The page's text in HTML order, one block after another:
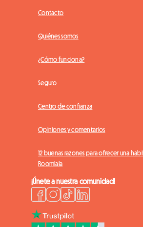
Contacto
Quiénes somos
¿Cómo funciona?
Seguro
Centro de confianza
Opiniones y comentarios
12 buenas razones para ofrecer una
Roomlala
¡Únete a nuestra comunidad!